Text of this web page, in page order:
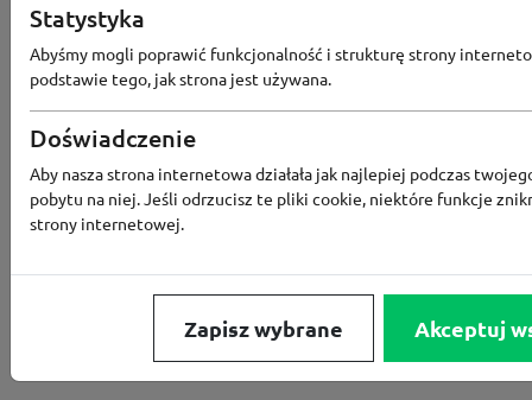
Rabat -15% za zapis do newslettera
Statystyka
Abyśmy mogli poprawić funkcjonalność i strukturę strony
podstawie tego, jak strona jest używana.
Doświadczenie
Aby nasza strona internetowa działała jak najlepiej podczas
pobytu na niej. Jeśli odrzucisz te pliki cookie, niektóre funkcje
strony internetowej.
Zapisz wybrane Akceptuj